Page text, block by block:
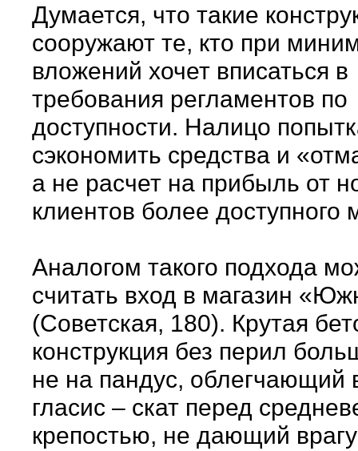
Думается, что такие
сооружают те, кто при
вложений хочет вписаться в
требования регламентов по
доступности. Налицо
сэкономить средства и
а не расчет на прибыль от
клиентов более доступного
Аналогом такого подхода
считать вход в магазин
(Советская, 180). Крутая
конструкция без перил
не на пандус, облегчающий
гласис – скат перед
крепостью, не дающий врагу